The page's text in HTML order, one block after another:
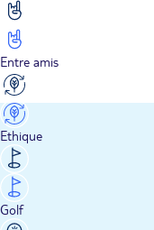
Entre amis
Ethique
Golf